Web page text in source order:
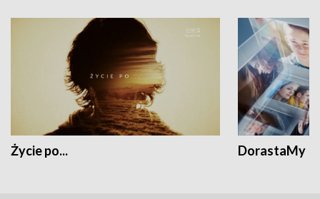
Życie po... DorastaMy